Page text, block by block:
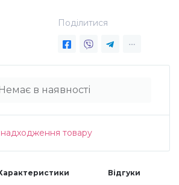
для нігтів)
ефект)
Поділитися
Немає в наявності
надходження товару
Відгуки